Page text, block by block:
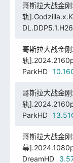
哥斯拉大战金
轨
哥斯拉大战金
轨
ParkHD
哥斯拉大战金
轨
ParkHD
哥斯拉大战金
幕
DreamHD